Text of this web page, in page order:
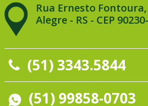
Rua Ernesto
Alegre - RS - CEP
(51) 3343.5844
(51) 99858-0703